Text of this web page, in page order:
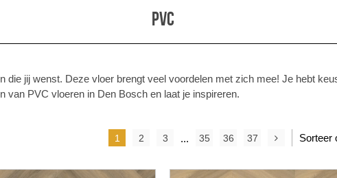
Pvc
jij wenst. Deze vloer brengt veel voordelen met zich mee! Je hebt
van PVC vloeren in Den Bosch en laat je inspireren.
Sorteer
1 2 3 ... 35 36 37